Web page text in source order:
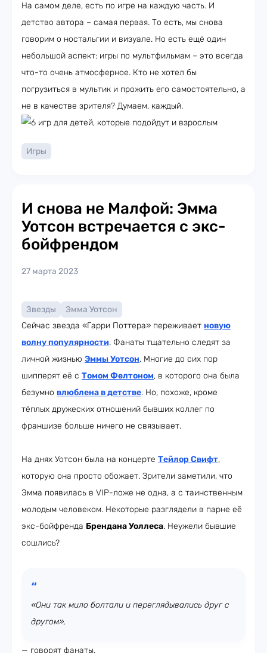
На самом деле, есть по игре на каждую часть. И
детство автора – самая первая. То есть, мы снова
говорим о ностальгии и визуале. Но есть ещё один
небольшой аспект: игры по мультфильмам – это всегда
что-то очень атмосферное. Кто не хотел бы
погрузиться в мультик и прожить его самостоятельно, а
не в качестве зрителя? Думаем, каждый.
Игры
И снова не Малфой: Эмма
Уотсон встречается с экс-
бойфрендом
27 марта 2023
Звезды
Эмма Уотсон
Сейчас звезда «Гарри Поттера» переживает новую
волну популярности. Фанаты тщательно следят за
личной жизнью Эммы Уотсон. Многие до сих пор
шипперят её с Томом Фелтоном, в которого она была
безумно влюблена в детстве. Но, похоже, кроме
тёплых дружеских отношений бывших коллег по
франшизе больше ничего не связывает.
На днях Уотсон была на концерте Тейлор Свифт,
которую она просто обожает. Зрители заметили, что
Эмма появилась в VIP-ложе не одна, а с таинственным
молодым человеком. Некоторые разглядели в парне её
экс-бойфренда Брендана Уоллеса. Неужели бывшие
сошлись?
«Они так мило болтали и переглядывались друг с
другом»,
— говорят фанаты.